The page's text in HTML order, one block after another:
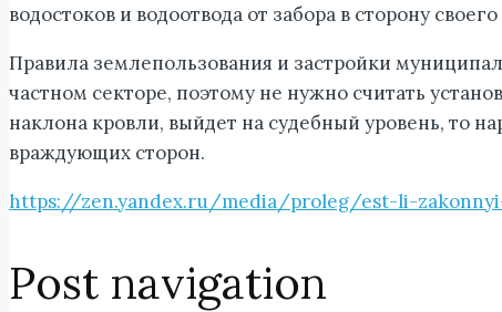
водостоков и водоотвода от забора в сторону своего
Правила землепользования и застройки
частном секторе, поэтому не нужно считать
наклона кровли, выйдет на судебный уровень, то
враждующих сторон.
https://zen.yandex.ru/media/proleg/est-li-
Post navigation